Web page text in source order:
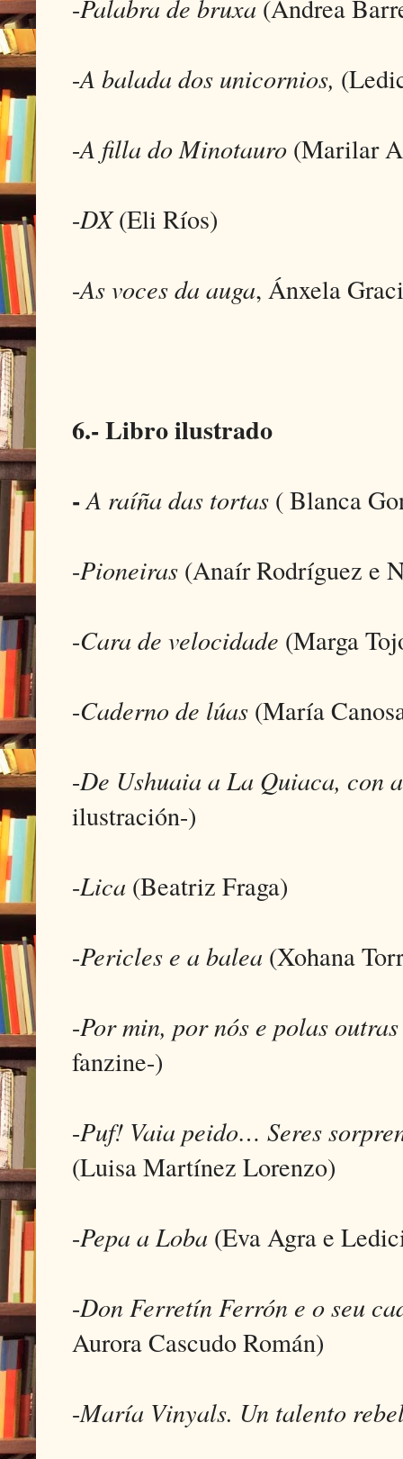
-Palabra de bruxa (Andrea
-A balada dos unicornios,
-A filla do Minotauro (Marilar
-DX(Eli Ríos)
-As voces da auga, Ánxela
6.- Libro ilustrado
-A raíña das tortas ( Blanca
-Pioneiras (Anaír Rodríguez e
-Cara de velocidade (Marga
-Caderno de lúas (María
-De Ushuaia a La Quiaca, con
ilustración-)
-Lica (Beatriz Fraga)
-Pericles e a balea (Xohana
-Por min, por nós e polas
fanzine-)
-Puf! Vaia peido… Seres
(Luisa Martínez Lorenzo)
-Pepa a Loba (Eva Agra e
-Don Ferretín Ferrón e o seu
Aurora Cascudo Román)
-María Vinyals. Un talento